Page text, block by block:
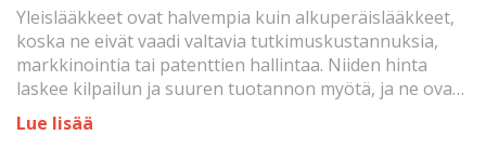
Yleislääkkeet ovat halvempia kuin alkuperäislääkkeet,
koska ne eivät vaadi valtavia tutkimuskustannuksia,
markkinointia tai patenttien hallintaa. Niiden hinta
laskee kilpailun ja suuren tuotannon myötä, ja ne ovat
yhtä turvallisia ja tehokkaita.
Lue lisää